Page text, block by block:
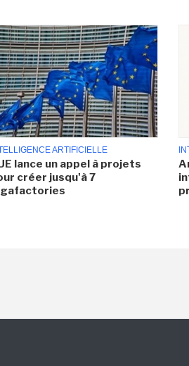
ARTIFICIELLE
lance un appel à projets
créer jusqu'à 7